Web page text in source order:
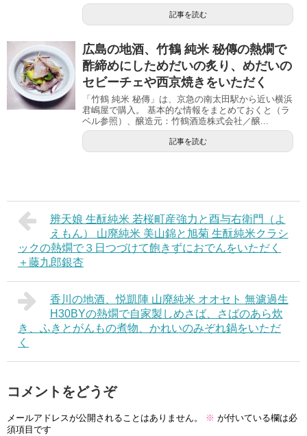
記事を読む
広島の地酒、竹鶴 純米 秘傳の熱燗で
酢締めにしためだいの炙り、めだいの
セビーチェや西京焼きをいただく
「竹鶴 純米 秘傳」は、京急の南太田駅から近い横浜
君嶋屋で購入。 基本的な情報をまとめておくと（ラ
ベル参照）、醸造元：竹鶴酒造株式会社／醸...
記事を読む
辨天娘 生酛純米 若桜町産強力と酉与右衛門（よ
えもん） 山廃純米 美山錦と旭菊 生酛純米クラシ
ックの熱燗で３日つづけて飽きずにおでんをいただく
＋藤九郎銀杏
香川の地酒、悦凱陣 山廃純米 オオセト 無濾過生
H30BYの熱燗で自家製しめさば、さばのあら炊
き、ふきとがんもの煮物、かれいのみぞれ鍋をいただ
く
コメントをどうぞ
メールアドレスが公開されることはありません。 ※ が付いている欄は必
須項目です